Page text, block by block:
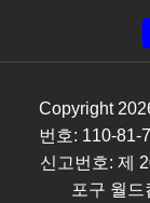
Copyright
번호: 110-81-
신고번호: 제
포구 월